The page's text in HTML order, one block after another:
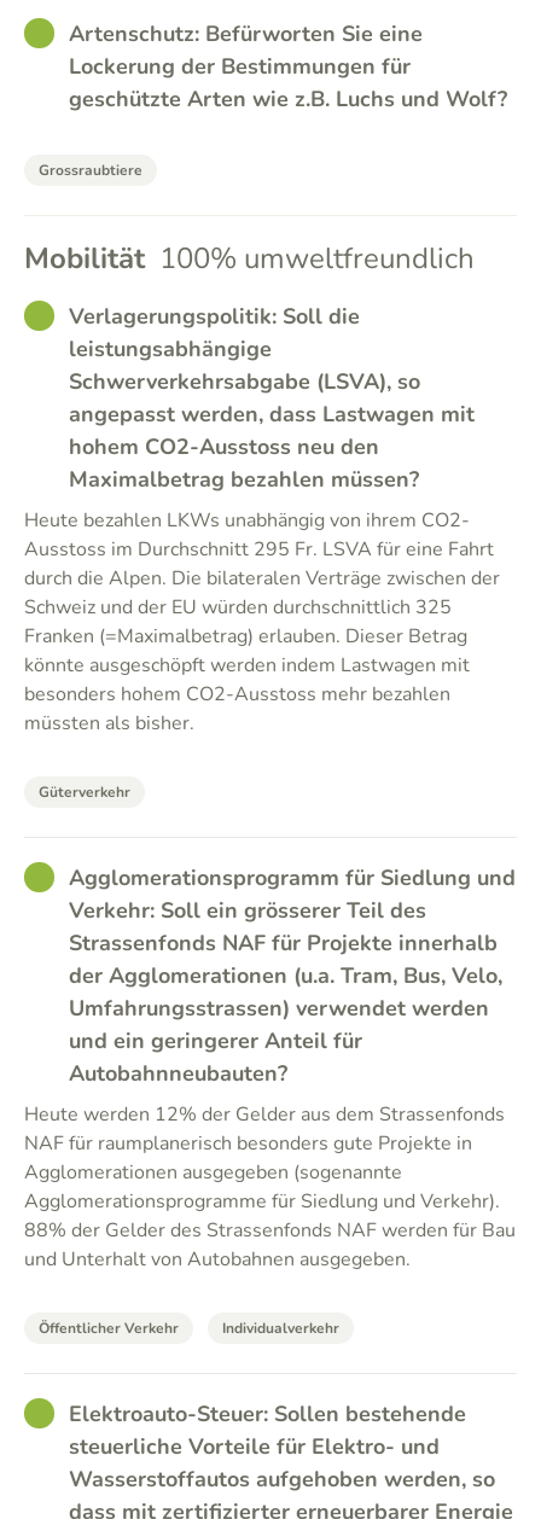
GOODArtenschutz: Befürworten Sie eine
Lockerung der Bestimmungen für
geschützte Arten wie z.B. Luchs und Wolf?
Grossraubtiere
Mobilität 100% umweltfreundlich
GOODVerlagerungspolitik: Soll die
leistungsabhängige
Schwerverkehrsabgabe (LSVA), so
angepasst werden, dass Lastwagen mit
hohem CO2-Ausstoss neu den
Maximalbetrag bezahlen müssen?
Heute bezahlen LKWs unabhängig von ihrem CO2-
Ausstoss im Durchschnitt 295 Fr. LSVA für eine Fahrt
durch die Alpen. Die bilateralen Verträge zwischen der
Schweiz und der EU würden durchschnittlich 325
Franken (=Maximalbetrag) erlauben. Dieser Betrag
könnte ausgeschöpft werden indem Lastwagen mit
besonders hohem CO2-Ausstoss mehr bezahlen
müssten als bisher.
Güterverkehr
GOODAgglomerationsprogramm für Siedlung und
Verkehr: Soll ein grösserer Teil des
Strassenfonds NAF für Projekte innerhalb
der Agglomerationen (u.a. Tram, Bus, Velo,
Umfahrungsstrassen) verwendet werden
und ein geringerer Anteil für
Autobahnneubauten?
Heute werden 12% der Gelder aus dem Strassenfonds
NAF für raumplanerisch besonders gute Projekte in
Agglomerationen ausgegeben (sogenannte
Agglomerationsprogramme für Siedlung und Verkehr).
88% der Gelder des Strassenfonds NAF werden für Bau
und Unterhalt von Autobahnen ausgegeben.
Öffentlicher Verkehr Individualverkehr
GOODElektroauto-Steuer: Sollen bestehende
steuerliche Vorteile für Elektro- und
Wasserstoffautos aufgehoben werden, so
dass mit zertifizierter erneuerbarer Energie